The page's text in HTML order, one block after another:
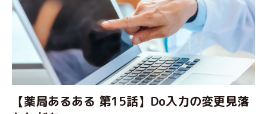
【薬局あるある 第15話】Do入力の変更見落